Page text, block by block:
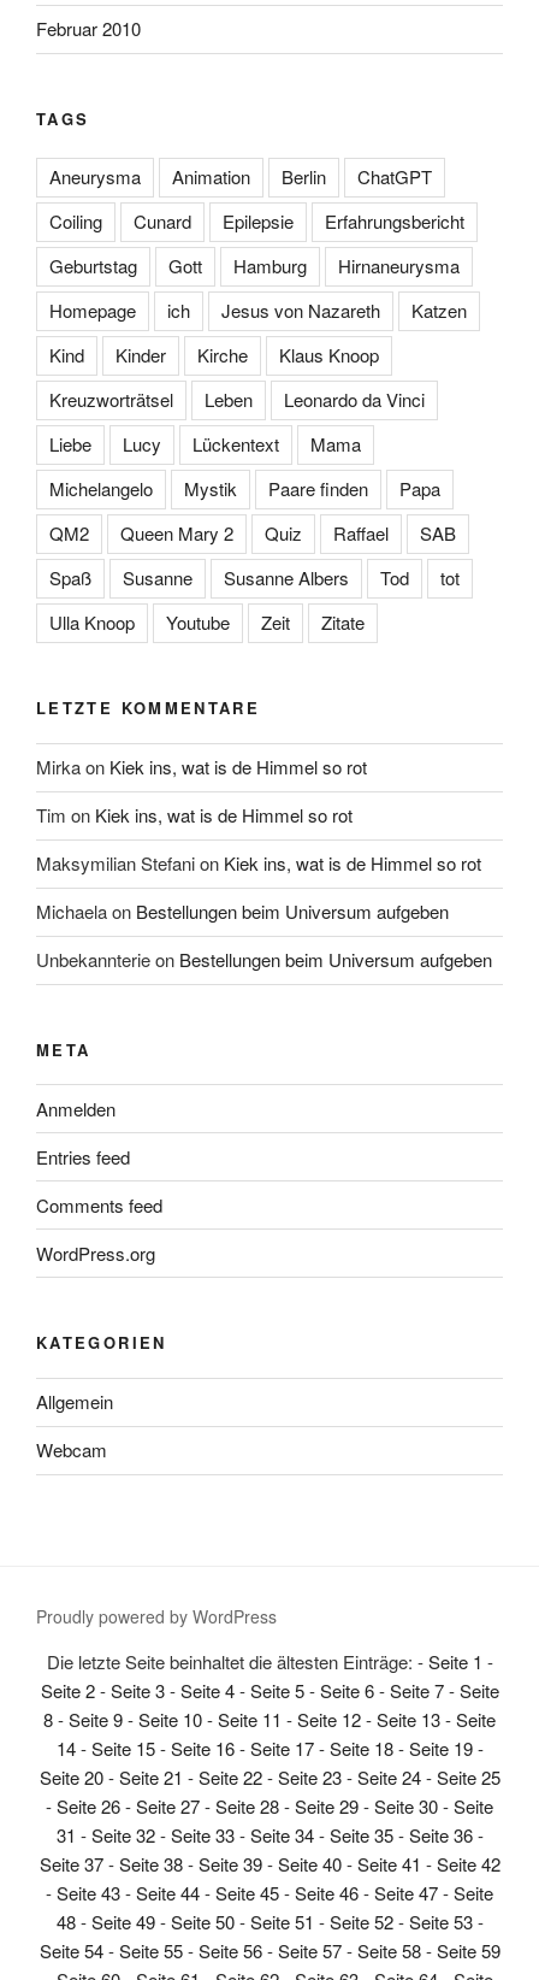
Februar 2010
TAGS
Aneurysma Animation Berlin
ChatGPT
Coiling
Cunard Epilepsie
Erfahrungsbericht
Geburtstag
Gott Hamburg
Hirnaneurysma
Homepage
ich Jesus von Nazareth
Katzen
Kind
Kinder Kirche
Klaus Knoop
Kreuzworträtsel
Leben
Leonardo da Vinci
Liebe
Lucy Lückentext
Mama
Michelangelo
Mystik Paare finden
Papa
QM2
Queen Mary 2 Quiz Raffael
SAB
Spaß
Susanne Susanne Albers Tod
tot
Ulla Knoop
Youtube Zeit Zitate
LETZTE KOMMENTARE
Mirkaon Kiek ins, wat is de Himmel so rot
Tim on Kiek ins, wat is de Himmel so rot
Maksymilian Stefanion Kiek ins, wat is de Himmel so rot
Michaelaon Bestellungen beim Universum aufgeben
Unbekannterieon Bestellungen beim Universum aufgeben
META
Anmelden
Entries feed
Comments feed
WordPress.org
KATEGORIEN
Allgemein
Webcam
Proudly powered by WordPress
Die letzte Seite beinhaltet die ältesten Einträge: -Seite 1 -
Seite 2-Seite 3-Seite 4-Seite 5-Seite 6-Seite 7-Seite
8-Seite 9-Seite 10-Seite 11 -Seite 12-Seite 13-Seite
14-Seite 15-Seite 16-Seite 17-Seite 18-Seite 19-
Seite 20-Seite 21 -Seite 22-Seite 23-Seite 24-Seite 25
-Seite 26-Seite 27-Seite 28-Seite 29-Seite 30-Seite
31 -Seite 32-Seite 33-Seite 34-Seite 35-Seite 36-
Seite 37-Seite 38-Seite 39-Seite 40-Seite 41 -Seite 42
-Seite 43-Seite 44-Seite 45-Seite 46-Seite 47-Seite
48-Seite 49-Seite 50-Seite 51 -Seite 52-Seite 53-
Seite 54-Seite 55-Seite 56-Seite 57-Seite 58-Seite 59